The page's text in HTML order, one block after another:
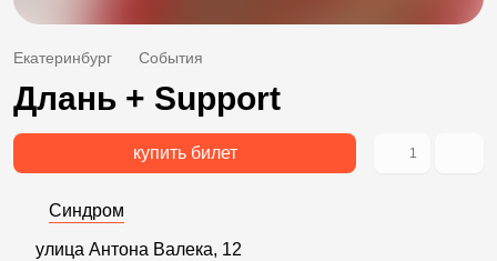
Екатеринбург События
Длань + Support
купить билет 1
Синдром
улица Антона Валека, 12